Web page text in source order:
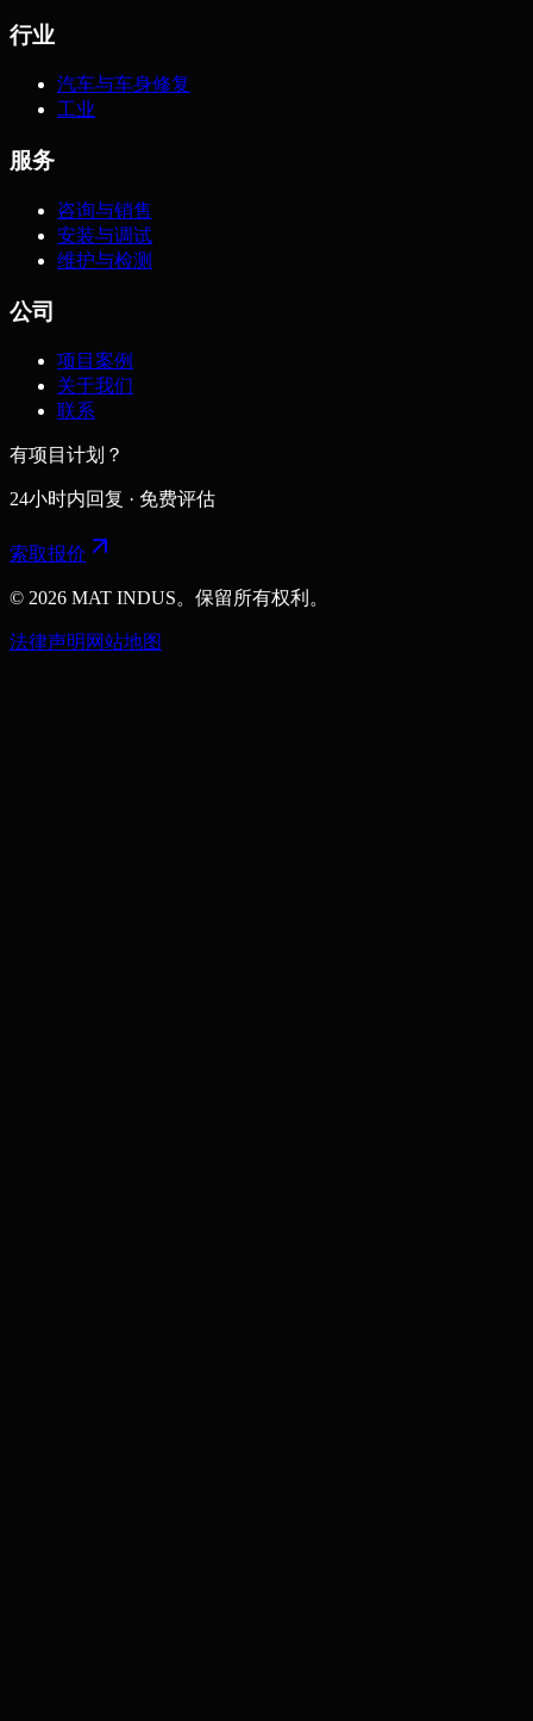
行业
汽车与车身修复
工业
服务
咨询与销售
安装与调试
维护与检测
公司
项目案例
关于我们
联系
有项目计划？
24小时内回复 · 免费评估
索取报价
© 2026 MAT INDUS。保留所有权利。
法律声明 网站地图